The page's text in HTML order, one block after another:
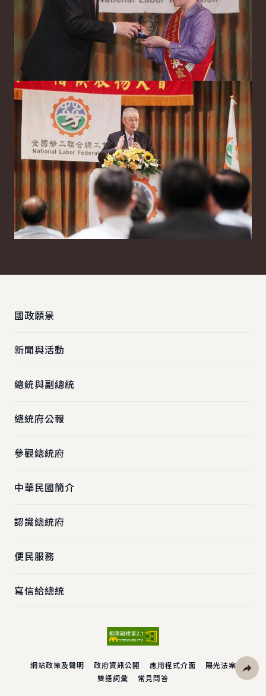
國政願景
新聞與活動
總統與副總統
總統府公報
參觀總統府
中華民國簡介
認識總統府
便民服務
寫信給總統
網站政策及聲明 政府資訊公開 應用程式介面
陽光法案
雙語詞彙
常見問答